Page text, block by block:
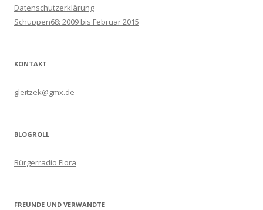
Datenschutzerklärung
Schuppen68: 2009 bis Februar 2015
KONTAKT
gleitzek@gmx.de
BLOGROLL
Bürgerradio Flora
FREUNDE UND VERWANDTE